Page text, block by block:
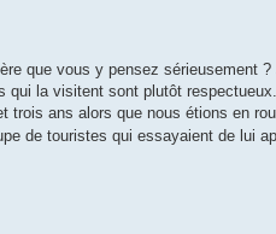
que vous y pensez sérieusement
la visitent sont plutôt
ans alors que nous étions en
de touristes qui essayaient de lui